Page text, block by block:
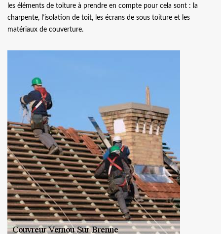
les éléments de toiture à prendre en compte pour cela sont : la
charpente, l’isolation de toit, les écrans de sous toiture et les
matériaux de couverture.